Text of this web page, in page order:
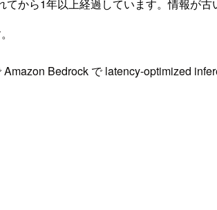
てから1年以上経過しています。情報が古
Bedrock で latency-optimized